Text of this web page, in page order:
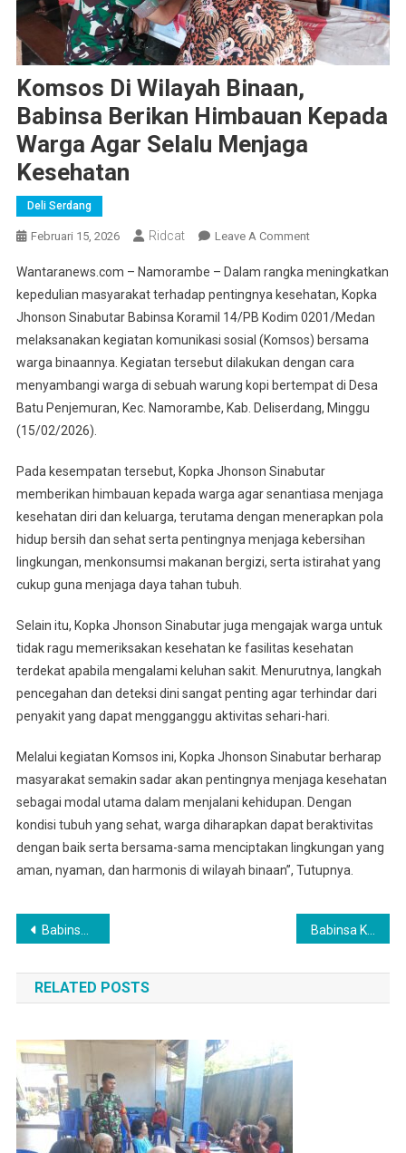
Komsos Di Wilayah Binaan,
Babinsa Berikan Himbauan Kepada
Warga Agar Selalu Menjaga
Kesehatan
Deli Serdang
Februari 15, 2026 Ridcat Leave A CommentOn
Di
Wilayah
Binaan,
Babinsa
Berikan
Himbauan
Kepada
Selalu
Wantaranews.com – Namorambe – Dalam rangka meningkatkan
kepedulian masyarakat terhadap pentingnya kesehatan, Kopka
Jhonson Sinabutar Babinsa Koramil 14/PB Kodim 0201/Medan
melaksanakan kegiatan komunikasi sosial (Komsos) bersama
warga binaannya. Kegiatan tersebut dilakukan dengan cara
menyambangi warga di sebuah warung kopi bertempat di Desa
Batu Penjemuran, Kec. Namorambe, Kab. Deliserdang, Minggu
(15/02/2026).
Pada kesempatan tersebut, Kopka Jhonson Sinabutar
memberikan himbauan kepada warga agar senantiasa menjaga
kesehatan diri dan keluarga, terutama dengan menerapkan pola
hidup bersih dan sehat serta pentingnya menjaga kebersihan
lingkungan, menkonsumsi makanan bergizi, serta istirahat yang
cukup guna menjaga daya tahan tubuh.
Selain itu, Kopka Jhonson Sinabutar juga mengajak warga untuk
tidak ragu memeriksakan kesehatan ke fasilitas kesehatan
terdekat apabila mengalami keluhan sakit. Menurutnya, langkah
pencegahan dan deteksi dini sangat penting agar terhindar dari
penyakit yang dapat mengganggu aktivitas sehari-hari.
Melalui kegiatan Komsos ini, Kopka Jhonson Sinabutar berharap
masyarakat semakin sadar akan pentingnya menjaga kesehatan
sebagai modal utama dalam menjalani kehidupan. Dengan
kondisi tubuh yang sehat, warga diharapkan dapat beraktivitas
dengan baik serta bersama-sama menciptakan lingkungan yang
aman, nyaman, dan harmonis di wilayah binaan”, Tutupnya.
Navigasi
pos
Babinsa Desa Rumah Mbacang, Tetap Melaksanakan Komsos Dihari Libur Agar Silatuhrahmi Selalu Terjaga Babinsa Koramil 0201-02/MT Monitor Semarak Milad HMI di Gedung Insan Cita Medan
RELATED POSTS